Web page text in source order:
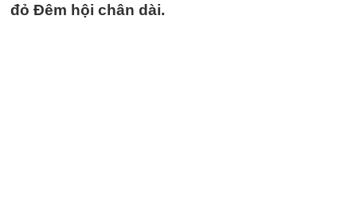
đỏ Đêm hội chân dài.